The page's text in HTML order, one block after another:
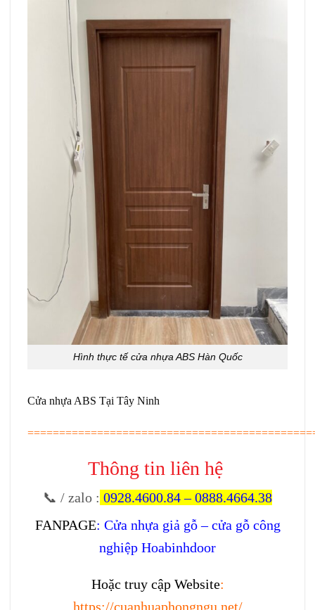
Hình thực tế cửa nhựa ABS Hàn Quốc
Cửa nhựa ABS Tại Tây Ninh
Thông tin liên hệ
📞 / zalo : 0928.4600.84–0888.4664.38
FANPAGE: Cửa nhựa giả gỗ – cửa gỗ công
nghiệp Hoabinhdoor
Hoặc truy cập Website:
https://cuanhuaphongngu.net/